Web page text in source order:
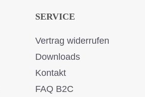
SERVICE
Vertrag widerrufen
Downloads
Kontakt
FAQ B2C